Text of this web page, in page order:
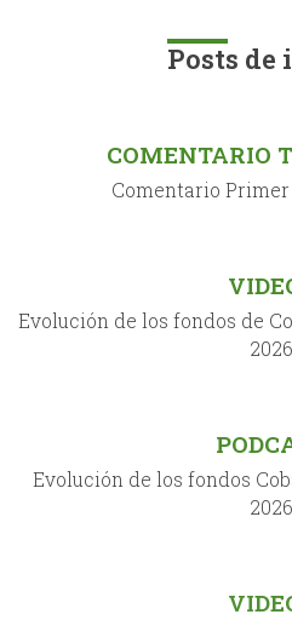
Posts de
COMENTARIO
Comentario
Evolución de los fondos de
2026
Evolución de los fondos
2026